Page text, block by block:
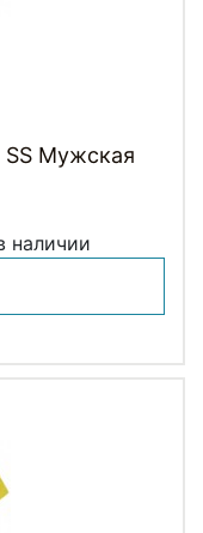
SS Мужская
наличии